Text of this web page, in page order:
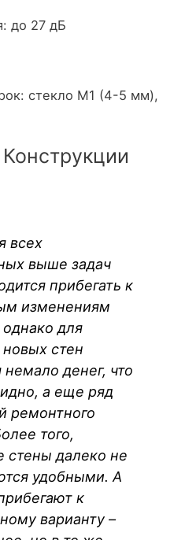
до 27 дБ
стекло М1 (4-5 мм),
всех
выше задач
прибегать к
изменениям
для
стен
немало денег, что
а еще ряд
ремонтного
того,
стены далеко не
удобными. А
к
варианту –